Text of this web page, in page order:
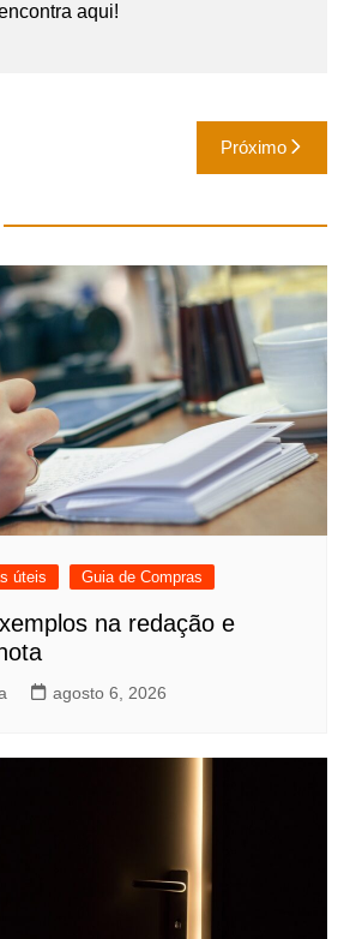
aqui!
Próximo
úteis Guia de Compras
na redação e
agosto 6, 2026